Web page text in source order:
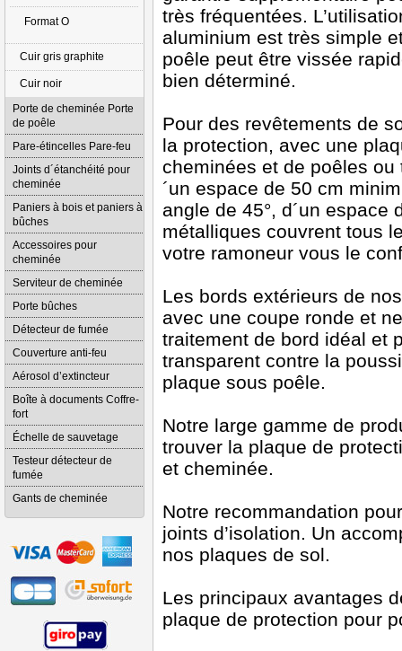
très fréquentées.
aluminium est très simple
poêle peut être vissée
bien déterminé.
Pour des revêtements de
la protection, avec une
cheminées et de poêles
´un espace de 50 cm
angle de 45°, d´un
métalliques couvrent tous
votre ramoneur vous le
Les bords extérieurs de
avec une coupe ronde et
traitement de bord idéal et
transparent contre la
plaque sous poêle.
Notre large gamme de
trouver la plaque de
et cheminée.
Notre recommandation
joints d’isolation. Un
nos plaques de sol.
Les principaux avantages
plaque de protection pour
Format O
Cuir gris graphite
Cuir noir
Porte de cheminée Porte
de poêle
Pare-étincelles Pare-feu
Joints d´étanchéité pour
cheminée
Paniers à bois et paniers à
bûches
Accessoires pour
cheminée
Serviteur de cheminée
Porte bûches
Détecteur de fumée
Couverture anti-feu
Aérosol d’extincteur
Boîte à documents Coffre-
fort
Échelle de sauvetage
Testeur détecteur de
fumée
Gants de cheminée